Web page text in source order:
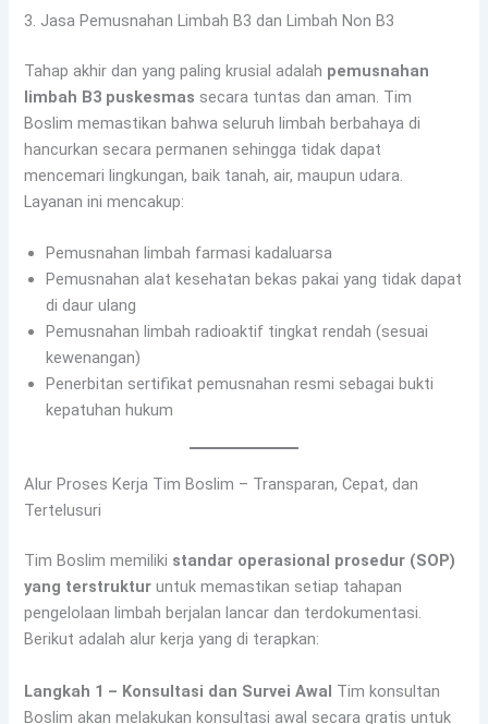
3. Jasa Pemusnahan Limbah B3 dan Limbah Non B3
Tahap akhir dan yang paling krusial adalah pemusnahan
limbah B3 puskesmas secara tuntas dan aman. Tim
Boslim memastikan bahwa seluruh limbah berbahaya di
hancurkan secara permanen sehingga tidak dapat
mencemari lingkungan, baik tanah, air, maupun udara.
Layanan ini mencakup:
Pemusnahan limbah farmasi kadaluarsa
Pemusnahan alat kesehatan bekas pakai yang tidak dapat
di daur ulang
Pemusnahan limbah radioaktif tingkat rendah (sesuai
kewenangan)
Penerbitan sertifikat pemusnahan resmi sebagai bukti
kepatuhan hukum
Alur Proses Kerja Tim Boslim – Transparan, Cepat, dan
Tertelusuri
Tim Boslim memiliki standar operasional prosedur (SOP)
yang terstruktur untuk memastikan setiap tahapan
pengelolaan limbah berjalan lancar dan terdokumentasi.
Berikut adalah alur kerja yang di terapkan:
Langkah 1 – Konsultasi dan Survei Awal Tim konsultan
Boslim akan melakukan konsultasi awal secara gratis untuk